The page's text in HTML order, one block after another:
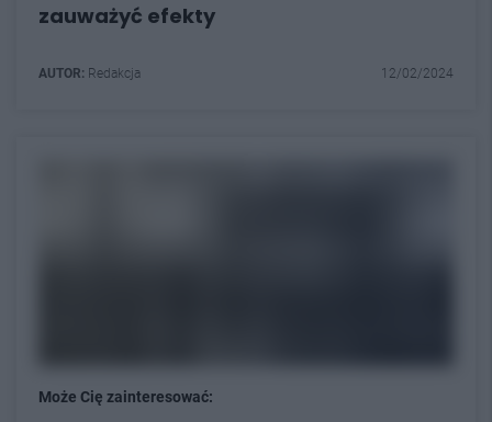
zauważyć efekty
AUTOR: Redakcja 12/02/2024
Może Cię zainteresować: